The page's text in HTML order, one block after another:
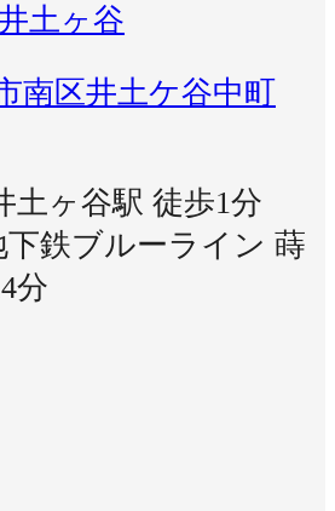
土ヶ谷
南区井土ケ谷中町
土ヶ谷駅 徒歩1分
下鉄ブルーライン 蒔
分